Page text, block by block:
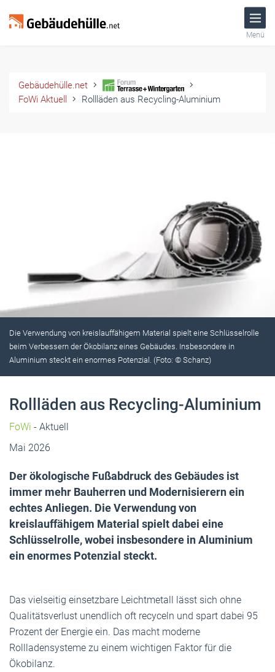
Menü
Gebäudehülle.net
FoWi Aktuell
Rollläden aus Recycling-Aluminium
Die Verwendung von kreislauffähigem Material spielt eine Schlüsselrolle
beim Verbessern der Ökobilanz eines Gebäudes. Insbesondere in
Aluminium steckt ein enormes Potenzial. (Foto: © Schanz)
Rollläden aus Recycling-Aluminium
FoWi - Aktuell
Mai 2026
Der ökologische Fußabdruck des Gebäudes ist
immer mehr Bauherren und Modernisierern ein
echtes Anliegen. Die Verwendung von
kreislauffähigem Material spielt dabei eine
Schlüsselrolle, wobei insbesondere in Aluminium
ein enormes Potenzial steckt.
Das vielseitig einsetzbare Leichtmetall lässt sich ohne
Qualitätsverlust unendlich oft recyceln und spart dabei 95
Prozent der Energie ein. Das macht moderne
Rollladensysteme zu einem wichtigen Faktor für die
Ökobilanz.